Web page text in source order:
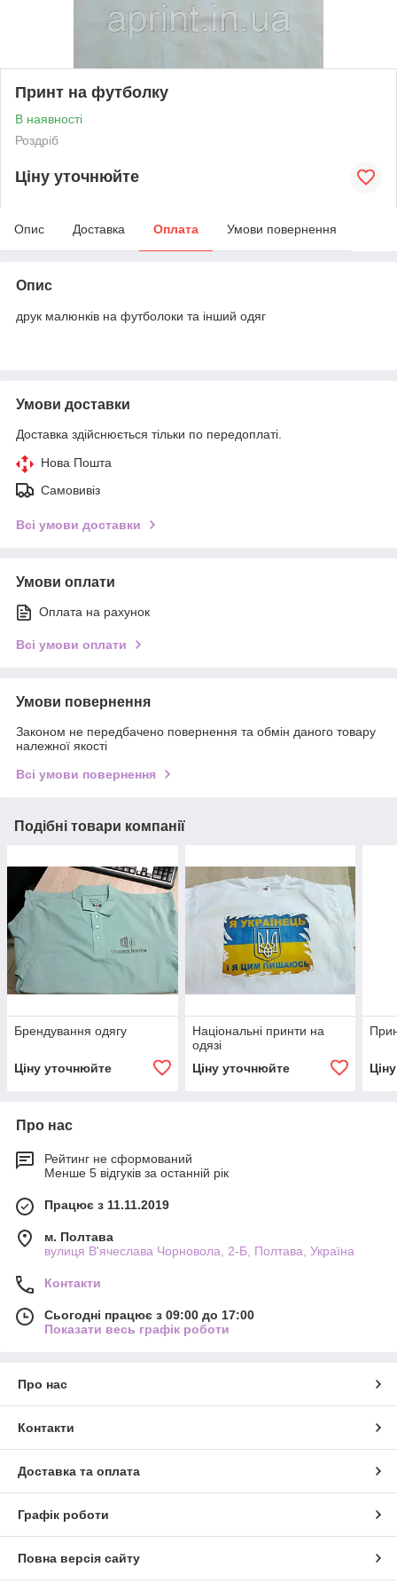
Принт на футболку
В наявності
Роздріб
Ціну уточнюйте
Опис Доставка Оплата Умови повернення
Опис
друк малюнків на футболоки та інший одяг
Умови доставки
Доставка здійснюється тільки по передоплаті.
Нова Пошта
Самовивіз
Всі умови доставки
Умови оплати
Оплата на рахунок
Всі умови оплати
Умови повернення
Законом не передбачено повернення та обмін даного товару
належної якості
Всі умови повернення
Подібні товари компанії
Брендування одягу
Ціну уточнюйте
Національні принти на
одязі
Ціну уточнюйте
Про нас
Рейтинг не сформований
Менше 5 відгуків за останній рік
Працює з 11.11.2019
м. Полтава
вулиця В'ячеслава Чорновола, 2-Б, Полтава, Україна
Контакти
Сьогодні працює з 09:00 до 17:00
Показати весь графік роботи
Про нас
Контакти
Доставка та оплата
Графік роботи
Повна версія сайту